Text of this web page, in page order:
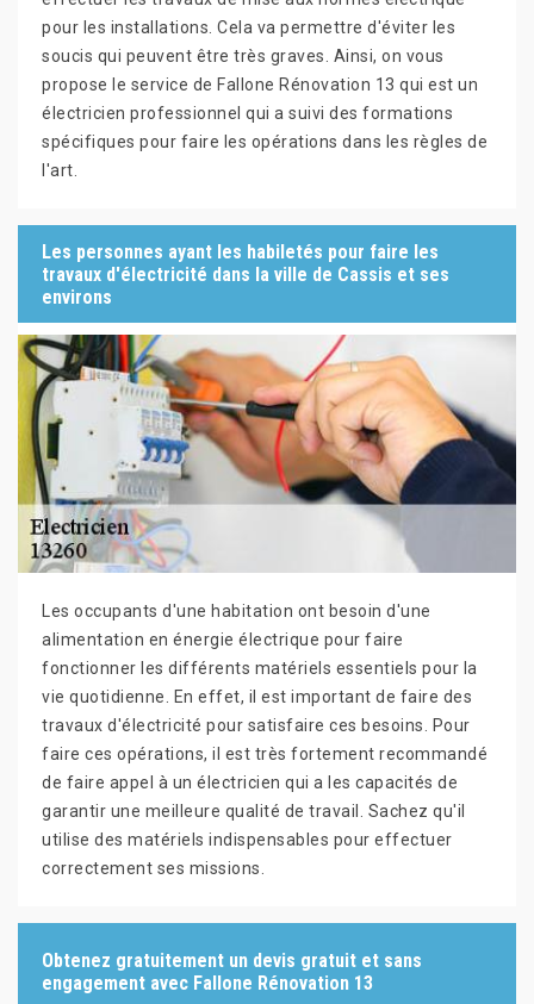
pour les installations. Cela va permettre d'éviter les
soucis qui peuvent être très graves. Ainsi, on vous
propose le service de Fallone Rénovation 13 qui est un
électricien professionnel qui a suivi des formations
spécifiques pour faire les opérations dans les règles de
l'art.
Les personnes ayant les habiletés pour faire les
travaux d'électricité dans la ville de Cassis et ses
environs
Les occupants d'une habitation ont besoin d'une
alimentation en énergie électrique pour faire
fonctionner les différents matériels essentiels pour la
vie quotidienne. En effet, il est important de faire des
travaux d'électricité pour satisfaire ces besoins. Pour
faire ces opérations, il est très fortement recommandé
de faire appel à un électricien qui a les capacités de
garantir une meilleure qualité de travail. Sachez qu'il
utilise des matériels indispensables pour effectuer
correctement ses missions.
Obtenez gratuitement un devis gratuit et sans
engagement avec Fallone Rénovation 13